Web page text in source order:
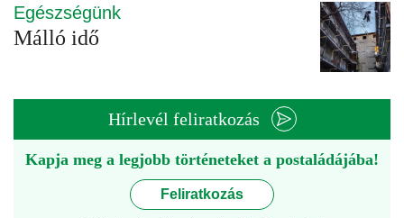
Egészségünk
Málló idő
Hírlevél feliratkozás
Kapja meg a legjobb történeteket a postaládájába!
Feliratkozás